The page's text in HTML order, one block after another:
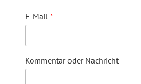
E-Mail *
Kommentar oder Nachricht